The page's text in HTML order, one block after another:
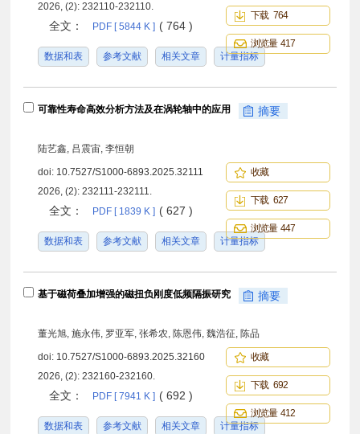
2026, (2): 232110-232110.
全文： PDF [ 5844 K ] ( 764 )
数据和表 参考文献 相关文章 计量指标
下载 764
浏览量 417
可靠性寿命高效分析方法及在涡轮轴中的应用 摘要
陆艺鑫, 吕震宙, 李恒朝
doi: 10.7527/S1000-6893.2025.32111
2026, (2): 232111-232111.
全文： PDF [ 1839 K ] ( 627 )
数据和表 参考文献 相关文章 计量指标
收藏
下载 627
浏览量 447
基于磁荷叠加增强的磁扭负刚度低频隔振研究 摘要
董光旭, 施永伟, 罗亚军, 张希农, 陈恩伟, 魏浩征, 陈品
doi: 10.7527/S1000-6893.2025.32160
2026, (2): 232160-232160.
全文： PDF [ 7941 K ] ( 692 )
数据和表 参考文献 相关文章 计量指标
收藏
下载 692
浏览量 412